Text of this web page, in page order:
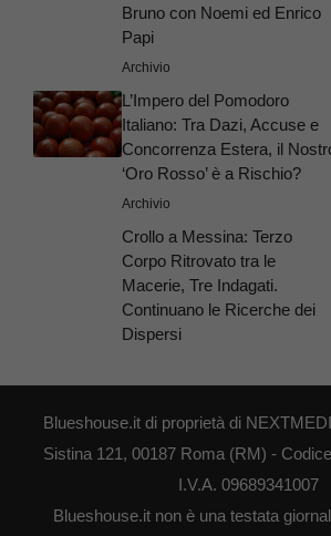
Bruno con Noemi ed Enrico
Papi
Archivio
L’Impero del Pomodoro
Italiano: Tra Dazi, Accuse e
Concorrenza Estera, il
‘Oro Rosso’ è a Rischio?
Archivio
Crollo a Messina: Terzo
Corpo Ritrovato tra le
Macerie, Tre Indagati.
Continuano le Ricerche dei
Dispersi
Blueshouse.it di proprietà di
Sistina 121, 00187 Roma (RM) -
I.V.A. 09689341007
Blueshouse.it non è una testata